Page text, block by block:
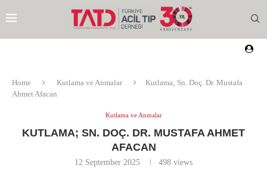
Home Kutlama ve Anmalar
Kutlama; Sn. Doç. Dr. Mustafa
Ahmet Afacan
Kutlama ve Anmalar
KUTLAMA; SN. DOÇ. DR. MUSTAFA AHMET
AFACAN
12 September 2025 498 views